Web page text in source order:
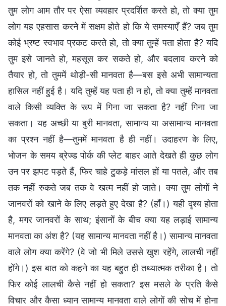
तुम लोग आम तौर पर ऐसा व्यवहार प्रदर्शित करते हो, तो क्या तुम
लोग यह एहसास करने में सक्षम होते हो कि ये समस्याएँ हैं? जब तुम
कोई भ्रष्ट स्वभाव प्रकट करते हो, तो क्या तुम्हें पता होता है? यदि
तुम इसे जानते हो, महसूस कर सकते हो, और बदलाव करने को
तैयार हो, तो तुममें थोड़ी-सी मानवता है—बस इसे अभी सामान्यता
हासिल नहीं हुई है। यदि तुम्हें यह पता ही न हो, तो क्या तुम्हें मानवता
वाले किसी व्यक्ति के रूप में गिना जा सकता है? नहीं गिना जा
सकता। यह अच्छी या बुरी मानवता, सामान्य या असामान्य मानवता
का प्रश्न नहीं है—तुममें मानवता है ही नहीं। उदाहरण के लिए,
भोजन के समय ब्रेज्ड पोर्क की प्लेट बाहर आते देखते ही कुछ लोग
उन पर झपट पड़ते हैं, फिर चाहे टुकड़े मांसल हों या पतले, और तब
तक नहीं रुकते जब तक वे खत्म नहीं हो जाते। क्या तुम लोगों ने
जानवरों को खाने के लिए लड़ते हुए देखा है? (हाँ।) यही दृश्य होता
है, मगर जानवरों के साथ; इंसानों के बीच क्या यह लड़ाई सामान्य
मानवता का अंश है? (यह सामान्य मानवता नहीं है।) सामान्य मानवता
वाले लोग क्या करेंगे? (वे जो भी मिले उससे खुश रहेंगे, लालची नहीं
होंगे।) इस बात को कहने का यह बहुत ही तथ्यात्मक तरीका है। तो
फिर कोई लालची कैसे नहीं हो सकता? इस मसले के प्रति कैसे
विचार और कैसा ध्यान सामान्य मानवता वाले लोगों की सोच में होना